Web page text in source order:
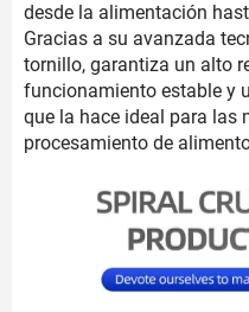
desde la alimentación
Gracias a su avanzada
tornillo, garantiza un alto
funcionamiento estable y
que la hace ideal para las
procesamiento de